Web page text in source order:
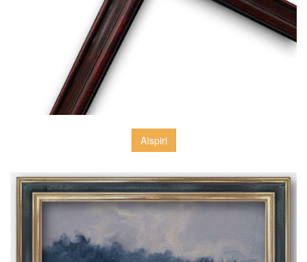
Aïspiri